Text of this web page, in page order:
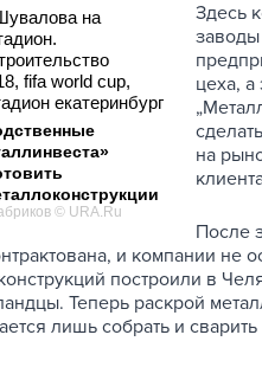
© URA.Ru
Здесь
заводы
цеха,
на
После
и компании не
построили в
Теперь раскрой
лишь собрать и